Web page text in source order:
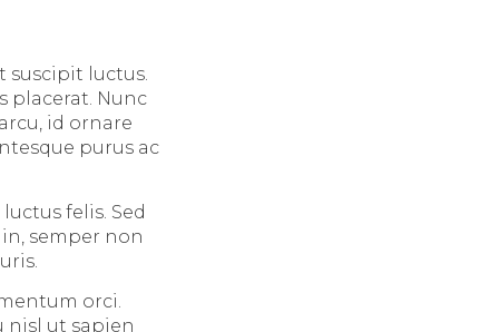
suscipit luctus.
placerat. Nunc
id ornare
purus ac
felis. Sed
semper non
orci.
nisl ut sapien